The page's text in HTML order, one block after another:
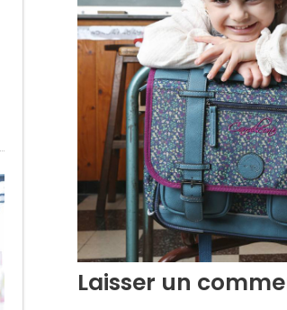
Laisser un